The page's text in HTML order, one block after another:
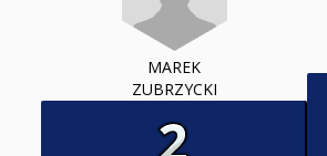
MAREK
ZUBRZYCKI